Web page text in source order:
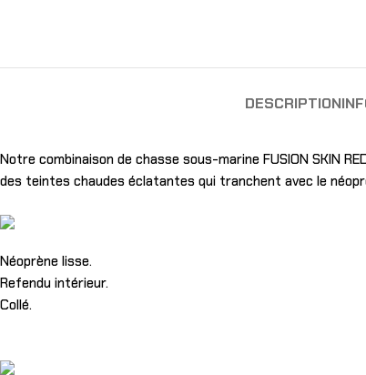
DESCRIPTION
Notre combinaison de chasse sous-marine FUSION SKIN
des teintes chaudes éclatantes qui tranchent avec le
Néoprène lisse.
Refendu intérieur.
Collé.